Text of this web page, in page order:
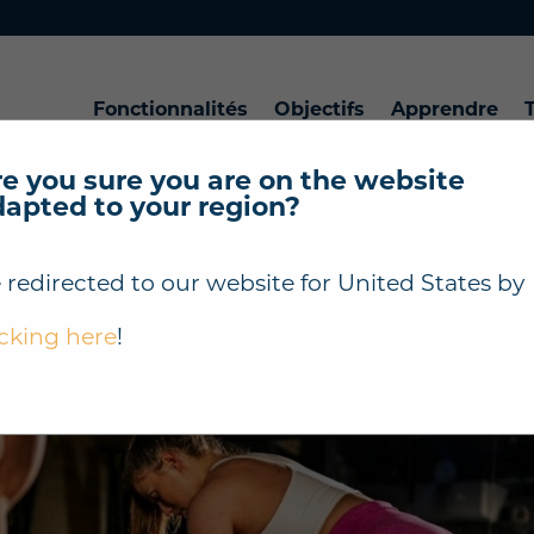
you sure you are on the website
to your region?
redirected to our website for United States by
here!
Fonctionnalités Objectifs Apprendre
de Fidélisation Client